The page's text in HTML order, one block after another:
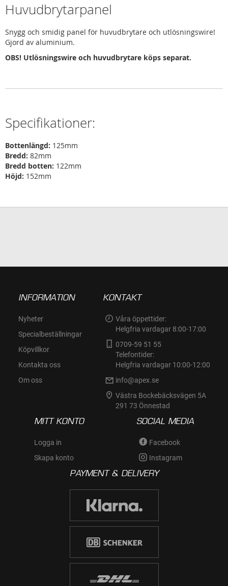
Huvudbrytarpanel
Snygg och smidig panel för huvudbrytare och utlösningswire!
Gjord av aluminium.
OBS! Utlösningswire och huvudbrytare köps separat.
Specifikationer:
Bottenlängd: 125mm
Bredd: 82mm
Bredd botten: 122mm
Höjd: 152mm
INFORMATION
Nyheter
Specialbeställningar
Köpvillkor
Kontakta oss
Om oss
KONTAKT
Våra öppettider:
Helgfria vardagar 8:00-17:00
0709-59 51 55
Telefontider:
Helgfria vardagar 10:00-12:00
info@apex.se
Västra Bockebäcksvägen 5A
291 73 Önnestad
MITT KONTO
Logga in
Skapa konto
SOCIAL MEDIA
Facebook
Instagram
PAYMENT & DELIVERY